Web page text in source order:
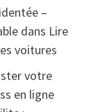
–
dans Lire
voitures
votre
en ligne